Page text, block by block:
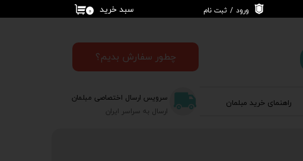
سرویس ارسال اختصاصی مبلمان
ارسال به سراسر ایران
۰ سبد خرید ورود / ثبت نام
خروج از حسابراهنمای خرید مبلمان
چطور سفارش بدیم؟